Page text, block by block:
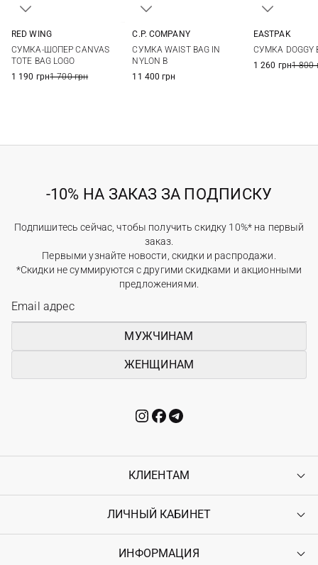
RED WING
СУМКА-ШОПЕР CANVAS
TOTE BAG LOGO
1 190 грн1 700 грн
C.P. COMPANY
СУМКА WAIST BAG IN
NYLON B
11 400 грн
EASTPAK
СУМКА DOGGY
1 260 грн1 800
-10% НА ЗАКАЗ ЗА ПОДПИСКУ
Подпишитесь сейчас, чтобы получить скидку 10%* на первый
заказ.
Первыми узнайте новости, скидки и распродажи.
*Скидки не суммируются с другими скидками и акционными
предложениями.
МУЖЧИНАМ
ЖЕНЩИНАМ
КЛИЕНТАМ
Контакты
Возврат
ЛИЧНЫЙ КАБИНЕТ
Войти
ИНФОРМАЦИЯ